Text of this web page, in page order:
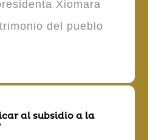
Xiomara
del pueblo
al subsidio a la